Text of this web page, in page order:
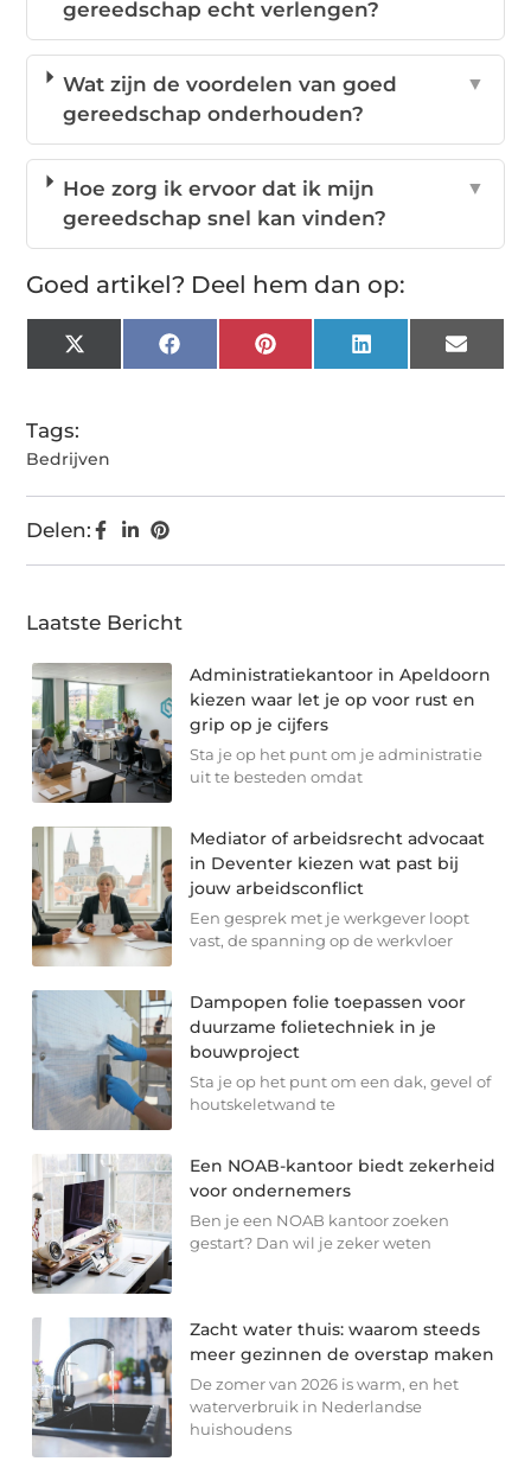
gereedschap echt verlengen?
Wat zijn de voordelen van goed
gereedschap onderhouden?
▼
Hoe zorg ik ervoor dat ik mijn
gereedschap snel kan vinden?
▼
Goed artikel? Deel hem dan op:
X
(Twitter)
FacebookPinterest LinkedIn Email
Tags:
Bedrijven
Delen:
Laatste Bericht
Administratiekantoor in Apeldoorn
kiezen waar let je op voor rust en
grip op je cijfers
Sta je op het punt om je administratie
uit te besteden omdat
Mediator of arbeidsrecht advocaat
in Deventer kiezen wat past bij
jouw arbeidsconflict
Een gesprek met je werkgever loopt
vast, de spanning op de werkvloer
Dampopen folie toepassen voor
duurzame folietechniek in je
bouwproject
Sta je op het punt om een dak, gevel of
houtskeletwand te
Een NOAB-kantoor biedt zekerheid
voor ondernemers
Ben je een NOAB kantoor zoeken
gestart? Dan wil je zeker weten
Zacht water thuis: waarom steeds
meer gezinnen de overstap maken
De zomer van 2026 is warm, en het
waterverbruik in Nederlandse
huishoudens